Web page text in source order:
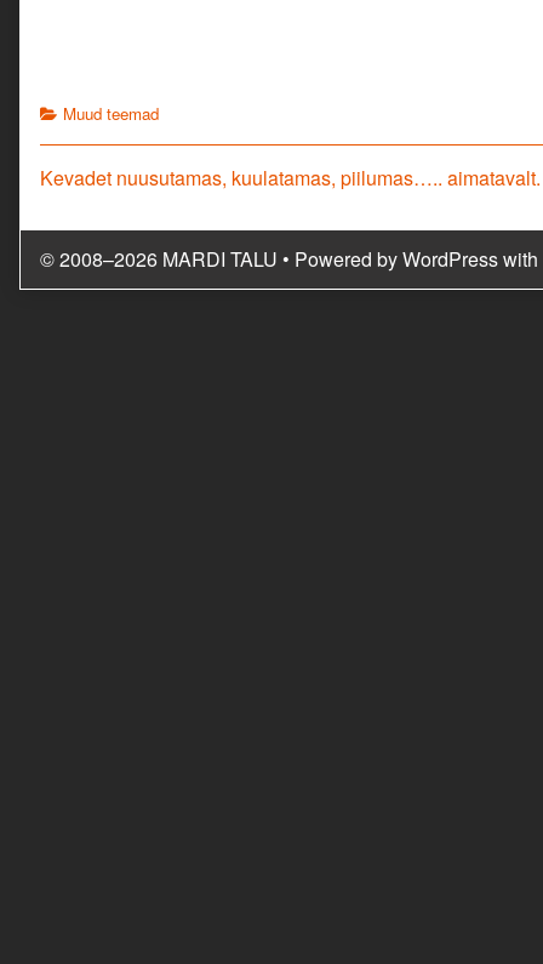
Categories
Muud teemad
Navigeerimine
Previous
Kevadet nuusutamas, kuulatamas, piilumas….. aimatavalt.
© 2008–2026 MARDI TALU • Powered byWordPresswith